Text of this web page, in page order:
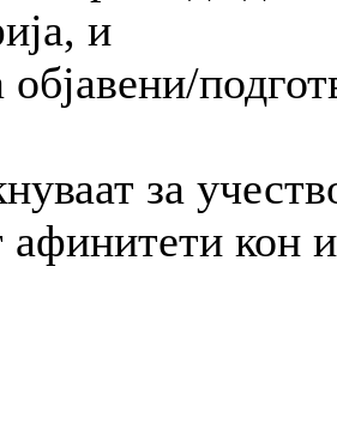
и
објавени/
за
афинитети кон